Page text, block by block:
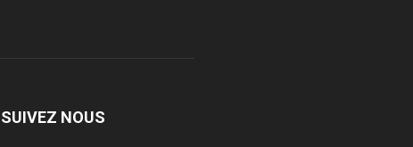
SUIVEZ NOUS